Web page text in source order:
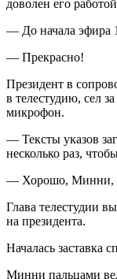
доволен его
— До начала эфира
— Прекрасно!
Президент в
в телестудию, сел
микрофон.
— Тексты указов
несколько раз,
— Хорошо, Минни,
Глава телестудии
на президента.
Началась заставка
Минни пальцами